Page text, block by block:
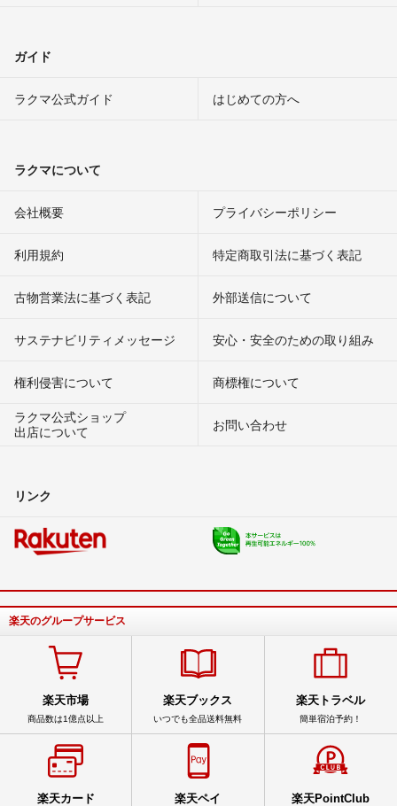
ガイド
ラクマ公式ガイド はじめての方へ
ラクマについて
会社概要 プライバシーポリシー
利用規約 特定商取引法に基づく表記
古物営業法に基づく表記 外部送信について
サステナビリティメッセージ 安心・安全のための取り組み
権利侵害について
商標権について
ラクマ公式ショップ
出店について
お問い合わせ
リンク
楽天のグループサービス
楽天市場
商品数は1億点以上
楽天ブックス
いつでも全品送料無料
楽天トラベル
簡単宿泊予約！
楽天カード 楽天ペイ 楽天PointClub